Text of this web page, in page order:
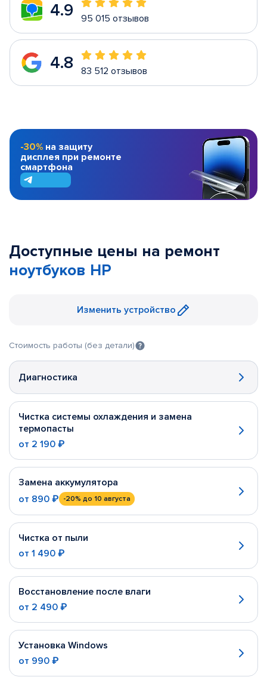
4.9 95 015 отзывов
4.8 83 512 отзывов
-30% на защиту
дисплея при ремонте
смартфона
Доступные цены на ремонт
ноутбуков HP
Изменить устройство
Стоимость работы (без детали)
Диагностика
Чистка системы охлаждения и замена
термопасты
от 2 190 ₽
Замена аккумулятора
от 890 ₽ -20% до 10 августа
Чистка от пыли
от 1 490 ₽
Восстановление после влаги
от 2 490 ₽
Установка Windows
от 990 ₽